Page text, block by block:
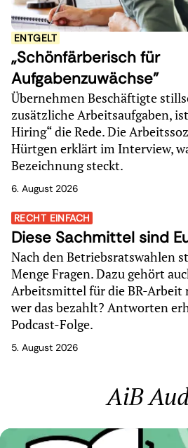
ENTGELT
„Schönfärberisch für
Aufgabenzuwächse"
Übernehmen Beschäftigte
zusätzliche Arbeitsaufgaben,
Hiring“ die Rede. Die
Hürtgen erklärt im Interview,
Bezeichnung steckt.
6. August 2026
RECHT EINFACH
Diese Sachmittel sind
Nach den Betriebsratswahlen
Menge Fragen. Dazu gehört
Arbeitsmittel für die BR-Arbeit
wer das bezahlt? Antworten
Podcast-Folge.
5. August 2026
AiB